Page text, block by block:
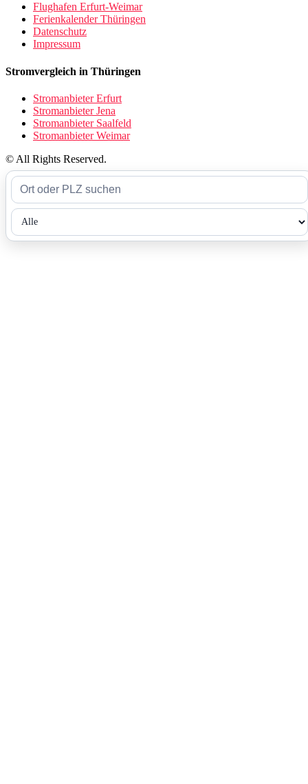
Flughafen Erfurt-Weimar
Ferienkalender Thüringen
Datenschutz
Impressum
Stromvergleich in Thüringen
Stromanbieter Erfurt
Stromanbieter Jena
Stromanbieter Saalfeld
Stromanbieter Weimar
© All Rights Reserved.